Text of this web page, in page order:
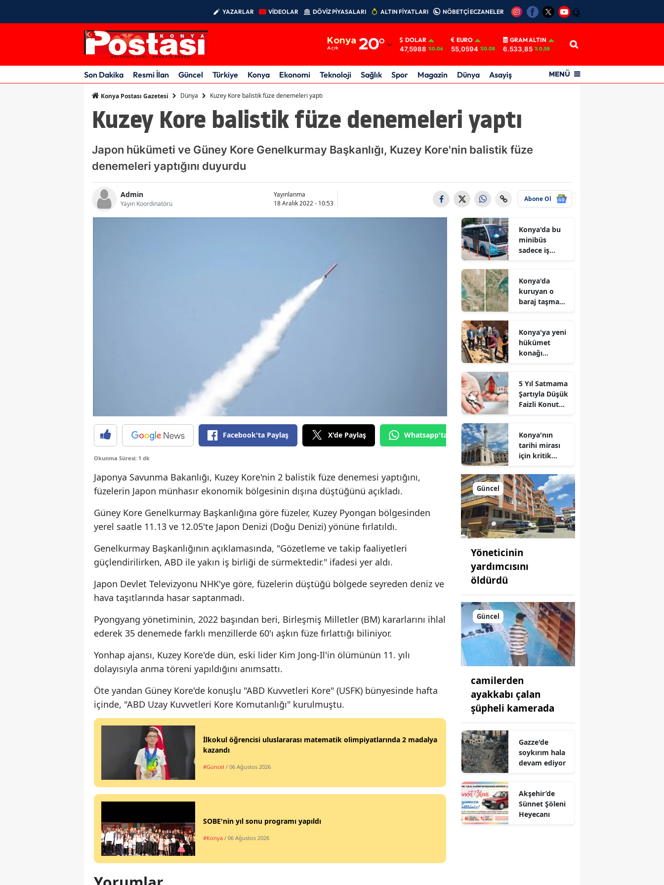
YAZARLAR VİDEOLAR DÖVİZ PİYASALARI ALTIN FİYATLARI NÖBETÇİ ECZANELER 12
Konya
Açık 20°
Adıyaman
Afyonkarahisar
Amasya
Ankara
Antalya
Aydın
Denizli
Diyarbakır
Elazığ
Erzincan
Erzurum
Gaziantep
Hakkari
Hatay
Isparta
İstanbul
İzmir
Kars
DOLAR
47,5988 %0.06
EURO
55,0594 %0.08
GRAM ALTIN
6.533,85 % 0,58
Son Dakika Resmi İlan Güncel Türkiye Konya Ekonomi Teknoloji Sağlık Spor Magazin Dünya Asayiş MENÜ
Konya Postası Gazetesi Dünya Kuzey Kore balistik füze denemeleri yaptı
Kuzey Kore balistik füze denemeleri yaptı
Japon hükümeti ve Güney Kore Genelkurmay Başkanlığı, Kuzey Kore'nin balistik füze
denemeleri yaptığını duyurdu
Admin
Yayın Koordinatörü
Yayınlanma
18 Aralık 2022 - 10:53
Abone Ol
Facebook'ta Paylaş X'de Paylaş Whatsapp'tan Gönder
Okunma Süresi: 1 dk
Japonya Savunma Bakanlığı, Kuzey Kore'nin 2 balistik füze denemesi yaptığını,
füzelerin Japon münhasır ekonomik bölgesinin dışına düştüğünü açıkladı.
Güney Kore Genelkurmay Başkanlığına göre füzeler, Kuzey Pyongan bölgesinden
yerel saatle 11.13 ve 12.05'te Japon Denizi (Doğu Denizi) yönüne fırlatıldı.
Genelkurmay Başkanlığının açıklamasında, "Gözetleme ve takip faaliyetleri
güçlendirilirken, ABD ile yakın iş birliği de sürmektedir." ifadesi yer aldı.
Japon Devlet Televizyonu NHK'ye göre, füzelerin düştüğü bölgede seyreden deniz ve
hava taşıtlarında hasar saptanmadı.
Pyongyang yönetiminin, 2022 başından beri, Birleşmiş Milletler (BM) kararlarını ihlal
ederek 35 denemede farklı menzillerde 60'ı aşkın füze fırlattığı biliniyor.
Yonhap ajansı, Kuzey Kore'de dün, eski lider Kim Jong-Il'in ölümünün 11. yılı
dolayısıyla anma töreni yapıldığını anımsattı.
Öte yandan Güney Kore'de konuşlu "ABD Kuvvetleri Kore" (USFK) bünyesinde hafta
içinde, "ABD Uzay Kuvvetleri Kore Komutanlığı" kurulmuştu.
İlkokul öğrencisi uluslararası matematik olimpiyatlarında 2 madalya
kazandı
#Güncel / 06 Ağustos 2026
SOBE'nin yıl sonu programı yapıldı
#Konya / 06 Ağustos 2026
Konya'da bu
minibüs
sadece iş
Konya'da
kuruyan o
baraj taşma
Konya'ya yeni
hükümet
konağı
5 Yıl Satmama
Şartıyla Düşük
Faizli Konut
Konya'nın
tarihi mirası
için kritik
durum
açıklandı
Güncel
Yöneticinin
yardımcısını
öldürdü
Güncel
camilerden
ayakkabı çalan
şüpheli kamerada
Gazze'de
soykırım hala
devam ediyor
Akşehir’de
Sünnet Şöleni
Heyecanı